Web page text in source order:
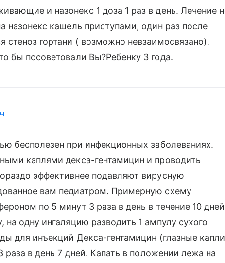
и назонекс 1 доза 1 раз в день. Лечение
назонекс кашель приступами, один раз после
стеноз гортани ( возможно невзаимосвязано).
бы посоветовали Вы?Ребенку 3 года.
бесполезен при инфекционных заболеваниях.
каплями декса-гентамицин и проводить
эффективнее подавляют вирусную
вам педиатром. Примерную схему
по 5 минут 3 раза в день в течение 10
на одну ингаляцию разводить 1 ампулу сухого
для инъекций Декса-гентамицин (глазные
раза в день 7 дней. Капать в положении лежа на